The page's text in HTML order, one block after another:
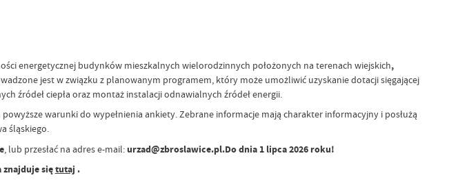
energetycznej budynków mieszkalnych wielorodzinnych położonych na terenach wiejskich,
jest w związku z planowanym programem, który może umożliwić uzyskanie dotacji sięgającej
źródeł ciepła oraz montaż instalacji odnawialnych źródeł energii.
warunki do wypełnienia ankiety. Zebrane informacje mają charakter informacyjny i posłużą
śląskiego.
, lub przesłać na adres e-mail:urzad@zbroslawice.pl.Do dnia 1 lipca 2026 roku!
znajduje siętutaj .